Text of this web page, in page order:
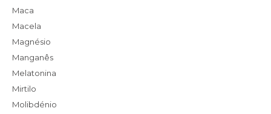
Maca
Macela
Magnésio
Manganês
Melatonina
Mirtilo
Molibdénio